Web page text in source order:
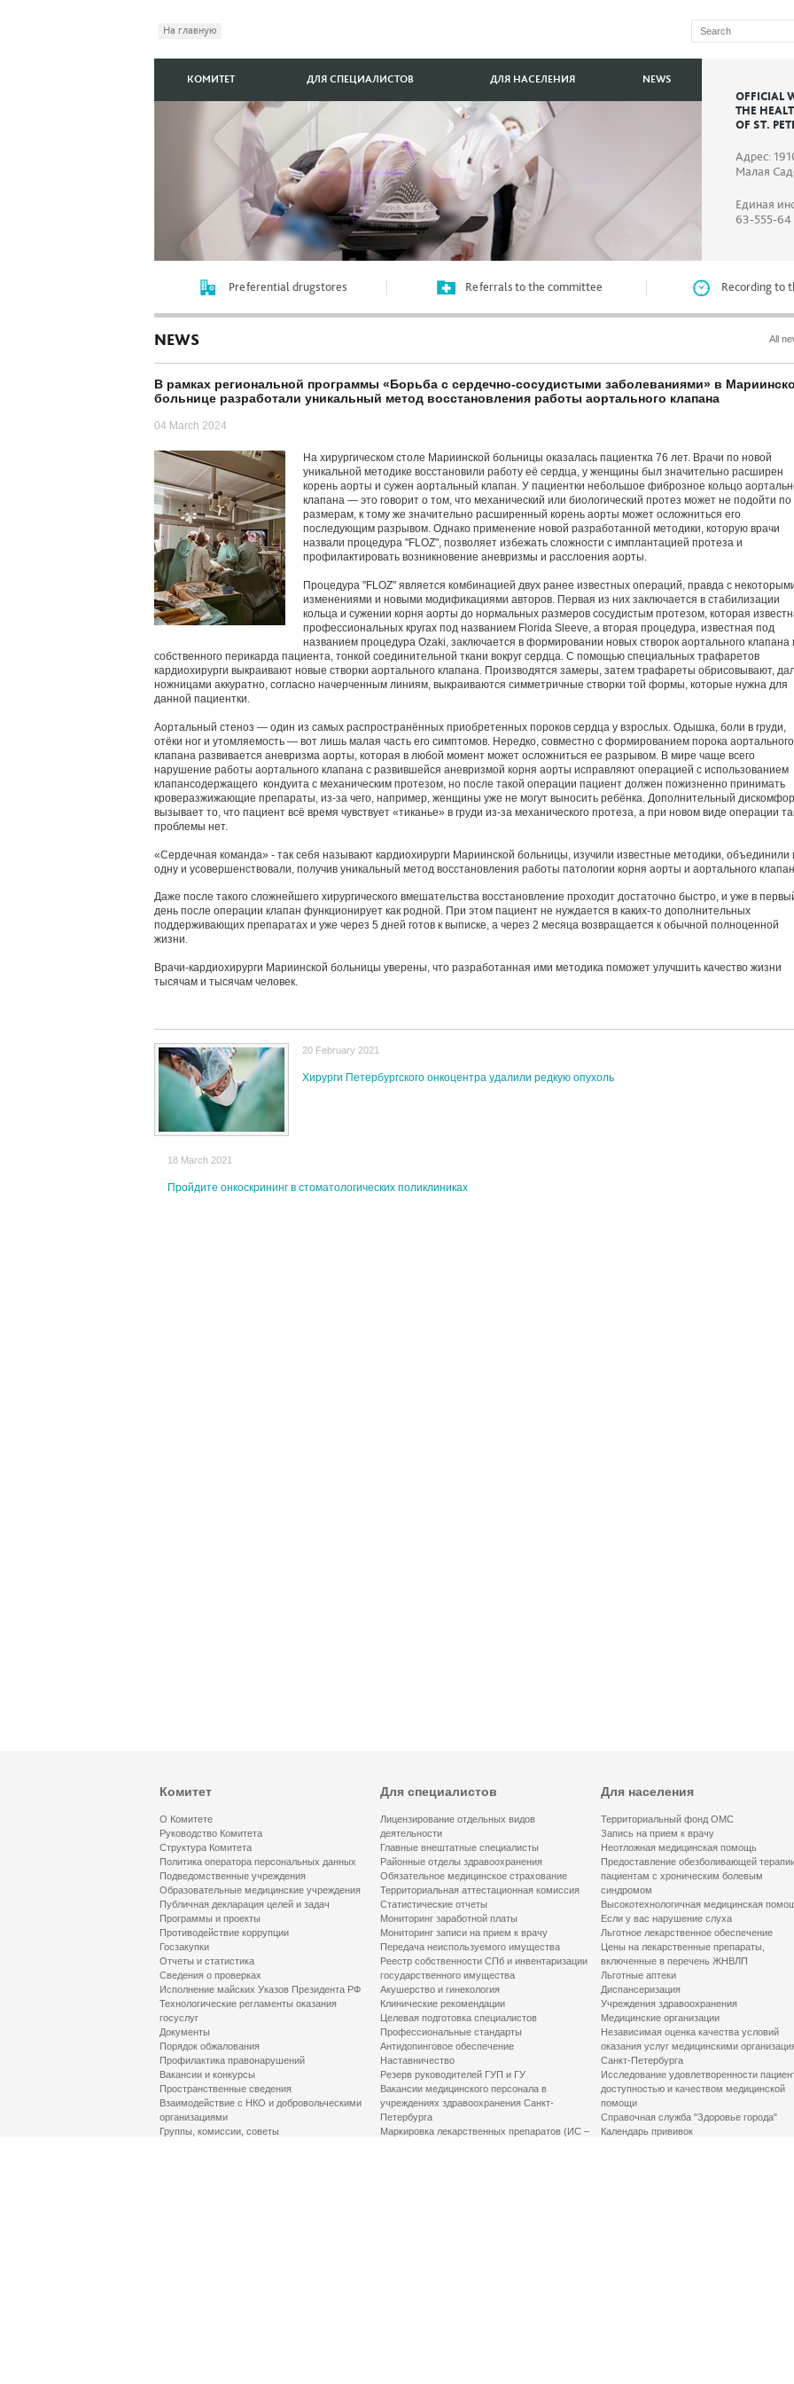
На главную
OFFICIAL
THE
OF ST.
Адрес:
Малая
Единая
63-555-64
КОМИТЕТ ДЛЯ СПЕЦИАЛИСТОВ ДЛЯ НАСЕЛЕНИЯ NEWS
Preferential drugstores Referrals to the committee Recording to
NEWS All
В рамках региональной программы «Борьба с сердечно-сосудистыми заболеваниями» в
больнице разработали уникальный метод восстановления работы аортального клапана
04 March 2024
На хирургическом столе Мариинской больницы оказалась пациентка 76 лет. Врачи по новой
уникальной методике восстановили работу её сердца, у женщины был значительно расширен
корень аорты и сужен аортальный клапан. У пациентки небольшое фиброзное кольцо
клапана — это говорит о том, что механический или биологический протез может не подойти по
размерам, к тому же значительно расширенный корень аорты может осложниться его
последующим разрывом. Однако применение новой разработанной методики, которую врачи
назвали процедура "FLOZ", позволяет избежать сложности с имплантацией протеза и
профилактировать возникновение аневризмы и расслоения аорты.
Процедура "FLOZ" является комбинацией двух ранее известных операций, правда с
изменениями и новыми модификациями авторов. Первая из них заключается в стабилизации
кольца и сужении корня аорты до нормальных размеров сосудистым протезом, которая
профессиональных кругах под названием Florida Sleeve, а вторая процедура, известная под
названием процедура Ozaki, заключается в формировании новых створок аортального клапана
собственного перикарда пациента, тонкой соединительной ткани вокруг сердца. С помощью специальных трафаретов
кардиохирурги выкраивают новые створки аортального клапана. Производятся замеры, затем трафареты обрисовывают,
ножницами аккуратно, согласно начерченным линиям, выкраиваются симметричные створки той формы, которые нужна для
данной пациентки.
Аортальный стеноз — один из самых распространённых приобретенных пороков сердца у взрослых. Одышка, боли в груди,
отёки ног и утомляемость — вот лишь малая часть его симптомов. Нередко, совместно с формированием порока аортального
клапана развивается аневризма аорты, которая в любой момент может осложниться ее разрывом. В мире чаще всего
нарушение работы аортального клапана с развившейся аневризмой корня аорты исправляют операцией с использованием
клапансодержащего кондуита с механическим протезом, но после такой операции пациент должен пожизненно принимать
кроверазжижающие препараты, из-за чего, например, женщины уже не могут выносить ребёнка. Дополнительный
вызывает то, что пациент всё время чувствует «тиканье» в груди из-за механического протеза, а при новом виде операции
проблемы нет.
«Сердечная команда» - так себя называют кардиохирурги Мариинской больницы, изучили известные методики, объединили
одну и усовершенствовали, получив уникальный метод восстановления работы патологии корня аорты и аортального
Даже после такого сложнейшего хирургического вмешательства восстановление проходит достаточно быстро, и уже в
день после операции клапан функционирует как родной. При этом пациент не нуждается в каких-то дополнительных
поддерживающих препаратах и уже через 5 дней готов к выписке, а через 2 месяца возвращается к обычной полноценной
жизни.
Врачи-кардиохирурги Мариинской больницы уверены, что разработанная ими методика поможет улучшить качество жизни
тысячам и тысячам человек.
20 February 2021
Хирурги Петербургского онкоцентра удалили редкую опухоль
18 March 2021
Пройдите онкоскрининг в стоматологических поликлиниках
Комитет
О Комитете
Руководство Комитета
Структура Комитета
Политика оператора персональных данных
Подведомственные учреждения
Образовательные медицинские учреждения
Публичная декларация целей и задач
Программы и проекты
Противодействие коррупции
Госзакупки
Отчеты и статистика
Сведения о проверках
Исполнение майских Указов Президента РФ
Технологические регламенты оказания
госуслуг
Документы
Порядок обжалования
Профилактика правонарушений
Вакансии и конкурсы
Пространственные сведения
Взаимодействие с НКО и добровольческими
организациями
Группы, комиссии, советы
Для специалистов
Лицензирование отдельных видов
деятельности
Главные внештатные специалисты
Районные отделы здравоохранения
Обязательное медицинское страхование
Территориальная аттестационная комиссия
Статистические отчеты
Мониторинг заработной платы
Мониторинг записи на прием к врачу
Передача неиспользуемого имущества
Реестр собственности СПб и инвентаризации
государственного имущества
Акушерство и гинекология
Клинические рекомендации
Целевая подготовка специалистов
Профессиональные стандарты
Антидопинговое обеспечение
Наставничество
Резерв руководителей ГУП и ГУ
Вакансии медицинского персонала в
учреждениях здравоохранения Санкт-
Петербурга
Маркировка лекарственных препаратов (ИС –
Для населения
Территориальный фонд ОМС
Запись на прием к врачу
Неотложная медицинская помощь
Предоставление обезболивающей
пациентам с хроническим болевым
синдромом
Высокотехнологичная медицинская
Если у вас нарушение слуха
Льготное лекарственное обеспечение
Цены на лекарственные препараты,
включенные в перечень ЖНВЛП
Льготные аптеки
Диспансеризация
Учреждения здравоохранения
Медицинские организации
Независимая оценка качества условий
оказания услуг медицинскими
Санкт-Петербурга
Исследование удовлетворенности
доступностью и качеством медицинской
помощи
Справочная служба "Здоровье города"
Календарь прививок